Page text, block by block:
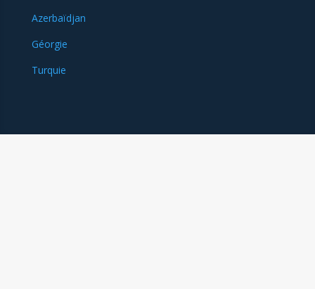
Azerbaïdjan
Géorgie
Turquie